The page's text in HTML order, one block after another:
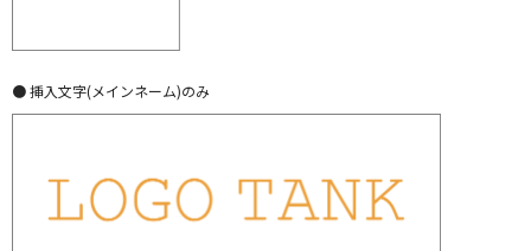
● 挿入文字(メインネーム)のみ